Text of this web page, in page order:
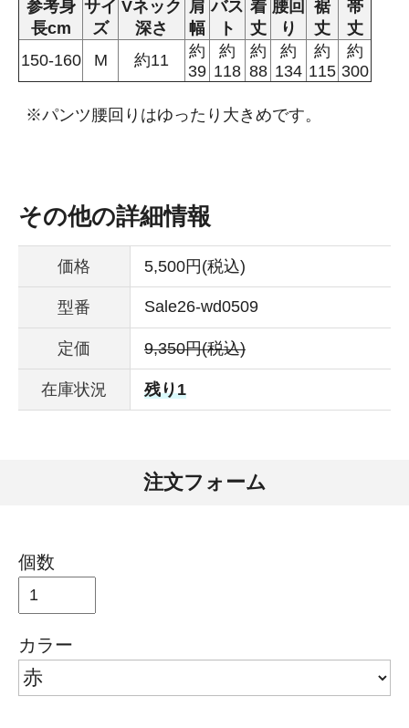
参考身
長cm
サイ
ズ
Vネック
深さ
肩
幅
バス
ト
着
丈
腰回
り
裾
丈
帯
丈
150-160
M 約11
約
39
約
118
約
88
約
134
約
115
約
300
※パンツ腰回りはゆったり大きめです。
その他の詳細情報
価格 5,500円(税込)
型番 Sale26-wd0509
定価 9,350円(税込)
在庫状況 残り1
注文フォーム
個数
カラー